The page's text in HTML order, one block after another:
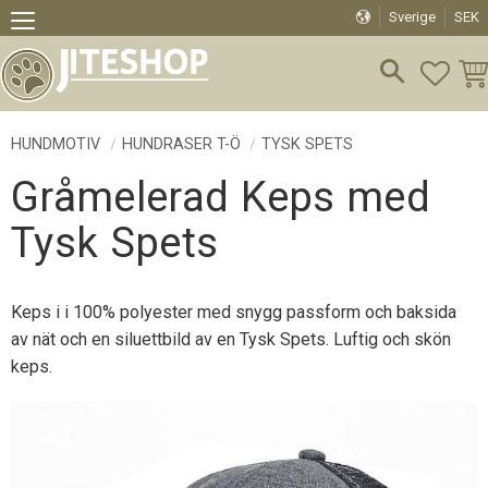
Meny
Sverige SEK
HUNDMOTIV HUNDRASER T-Ö TYSK SPETS
Gråmelerad Keps med
Tysk Spets
Keps i i 100% polyester med snygg passform och baksida
av nät och en siluettbild av en Tysk Spets. Luftig och skön
keps.